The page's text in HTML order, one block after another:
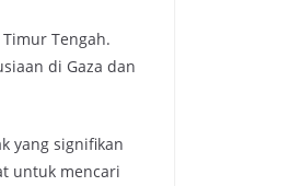
Tengah.
di Gaza dan
yang signifikan
untuk mencari